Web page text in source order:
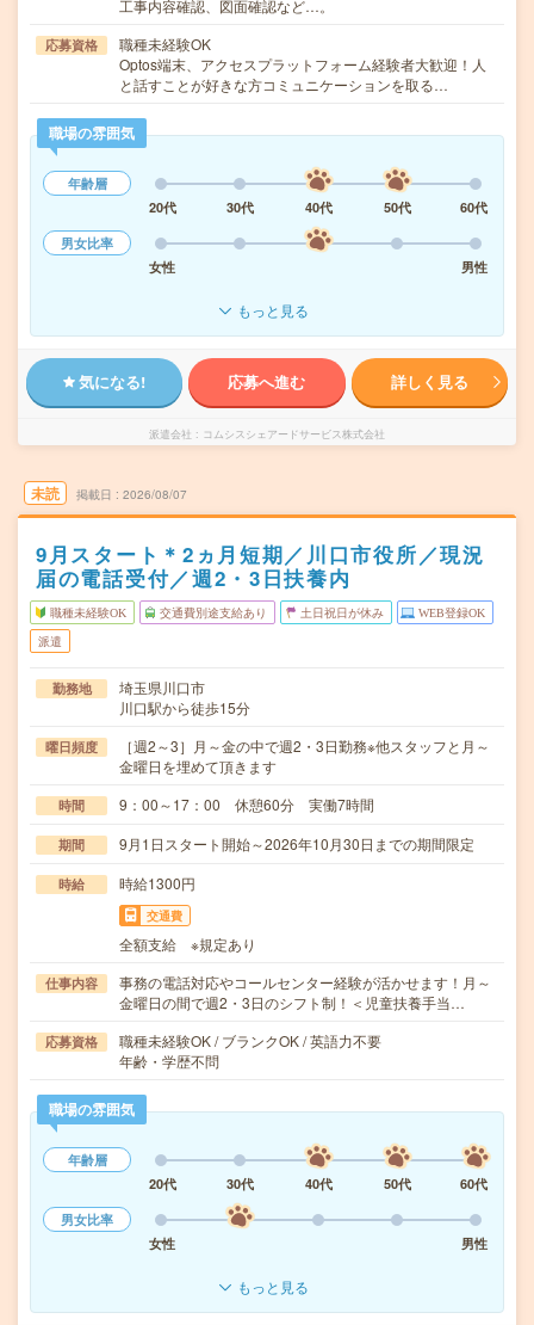
工事内容確認、図面確認など…。
応募資格
職種未経験OK
Optos端末、アクセスプラットフォーム経験者大歓迎！人
と話すことが好きな方コミュニケーションを取る…
職場の雰囲気
年齢層
20代
30代 40代 50代
60代
男女比率
女性
男性
もっと見る
気になる! 応募へ進む 詳しく見る
派遣会社 コムシスシェアードサービス株式会社
未読 掲載日 2026/08/07
9月スタート＊2ヵ月短期／川口市役所／現況
届の電話受付／週2・3日扶養内
職種未経験OK 交通費別途支給あり 土日祝日が休み WEB登録OK
派遣
勤務地
埼玉県川口市
川口駅から徒歩15分
曜日頻度
［週2～3］月～金の中で週2・3日勤務※他スタッフと月～
金曜日を埋めて頂きます
時間 9：00～17：00 休憩60分 実働7時間
期間 9月1日スタート開始～2026年10月30日までの期間限定
時給 時給1300円
交通費
全額支給 ※規定あり
仕事内容
事務の電話対応やコールセンター経験が活かせます！月～
金曜日の間で週2・3日のシフト制！＜児童扶養手当…
応募資格
職種未経験OK / ブランクOK / 英語力不要
年齢・学歴不問
職場の雰囲気
年齢層
20代
30代 40代 50代
60代
男女比率
女性
男性
もっと見る